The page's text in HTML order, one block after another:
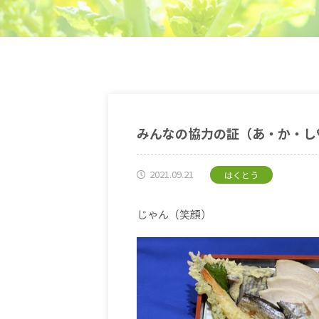
みんなの協力の証（あ・か・
2021.09.21 はくとう
じゃん（笑顔）